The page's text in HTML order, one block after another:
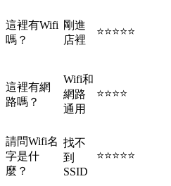
這裡有Wifi
嗎？
剛進
店裡
⭐⭐⭐⭐⭐
這裡有網
路嗎？
Wifi和
網路
通用
⭐⭐⭐⭐
請問Wifi名
字是什
麼？
找不
到
SSID
⭐⭐⭐⭐⭐